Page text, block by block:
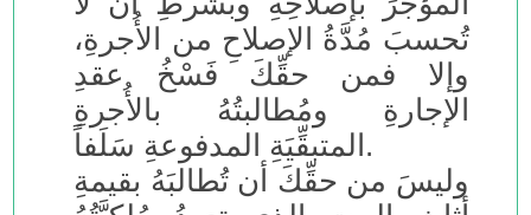
تُحسبَ مُدَّةُ الإصلاحِ من الأُجرةِ،
وإلا فمن حقِّكَ فَسْخُ عقدِ
الإجارةِ ومُطالبتُهُ بالأُجرةِ
المتبقِّيَةِ المدفوعةِ سَلَفاً.
وليسَ من حقِّكَ أن تُطالبَهُ بقيمةِ